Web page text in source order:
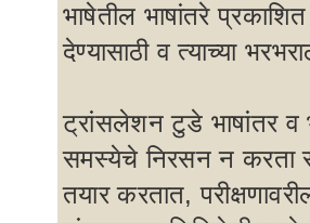
भाषेतील भाषांतरे
देण्यासाठी व त्याच्या
ट्रांसलेशन टुडे भाषांतर व
समस्येचे निरसन न करता
तयार करतात,